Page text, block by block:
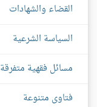
القضاء والشهادات
السياسة الشرعية
مسائل فقهية متفرقة
فتاوى متنوعة